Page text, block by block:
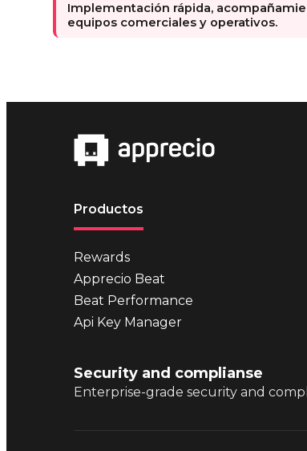
Implementación rápida,
equipos comerciales y operativos.
Productos
Rewards
Apprecio Beat
Beat Performance
Api Key Manager
Security and complianse
Enterprise-grade security and